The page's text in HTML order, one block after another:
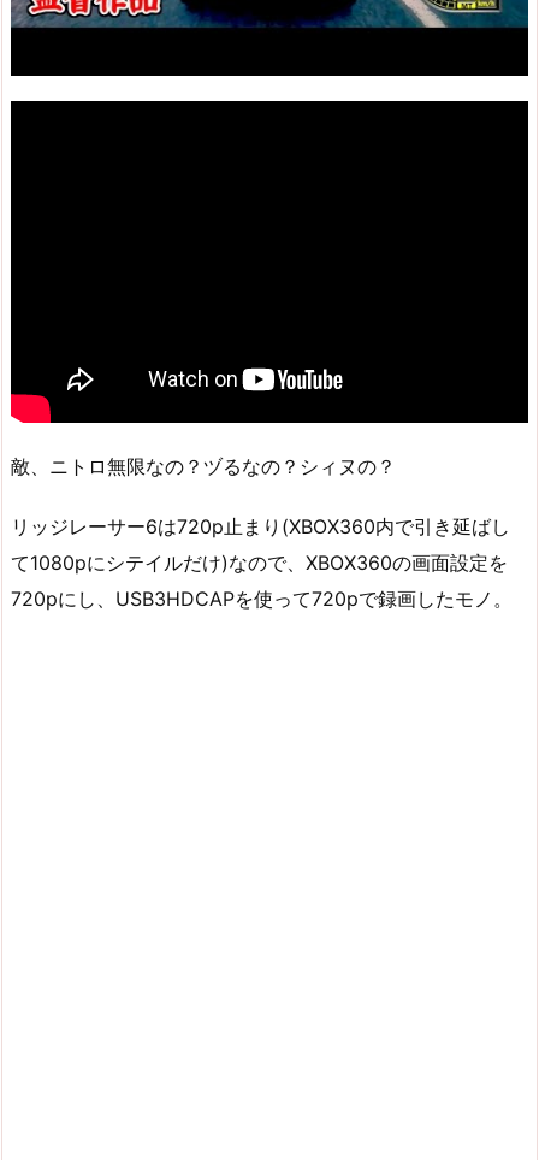
敵、ニトロ無限なの？ヅるなの？シィヌの？
リッジレーサー6は720p止まり(XBOX360内で引き延ばし
て1080pにシテイルだけ)なので、XBOX360の画面設定を
720pにし、USB3HDCAPを使って720pで録画したモノ。